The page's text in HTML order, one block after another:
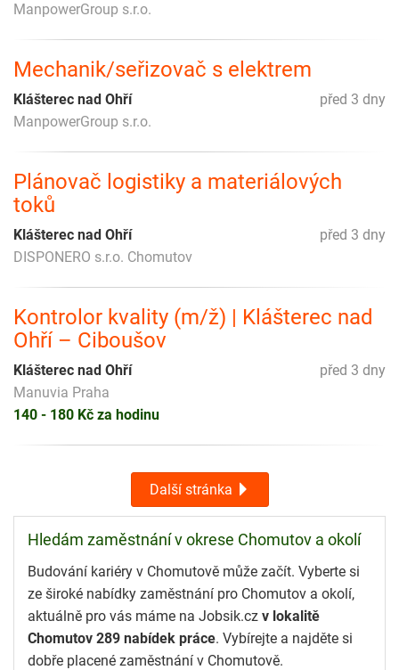
ManpowerGroup s.r.o.
Mechanik/seřizovač s elektrem
před 3 dny
Klášterec nad Ohří
ManpowerGroup s.r.o.
Plánovač logistiky a materiálových
toků
před 3 dny
Klášterec nad Ohří
DISPONERO s.r.o. Chomutov
Kontrolor kvality (m/ž) | Klášterec nad
Ohří – Ciboušov
před 3 dny
Klášterec nad Ohří
Manuvia Praha
140 - 180 Kč za hodinu
Další stránka
Hledám zaměstnání v okrese Chomutov a okolí
Budování kariéry v Chomutově může začít. Vyberte si
ze široké nabídky zaměstnání pro Chomutov a okolí,
aktuálně pro vás máme na Jobsik.cz v lokalitě
Chomutov 289 nabídek práce. Vybírejte a najděte si
dobře placené zaměstnání v Chomutově.